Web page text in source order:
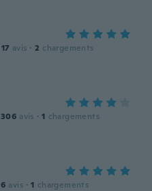
17 avis · 2 chargements
306 avis · 1 chargements
6 avis · 1 chargements